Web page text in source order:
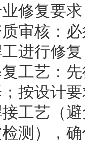
修复要求
审核：
进行修
工艺：
按设计
工艺（
测），